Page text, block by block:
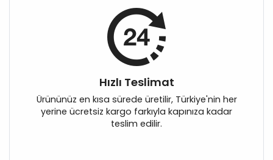
Hızlı Teslimat
Ürününüz en kısa sürede üretilir, Türkiye'nin her
yerine ücretsiz kargo farkıyla kapınıza kadar
teslim edilir.